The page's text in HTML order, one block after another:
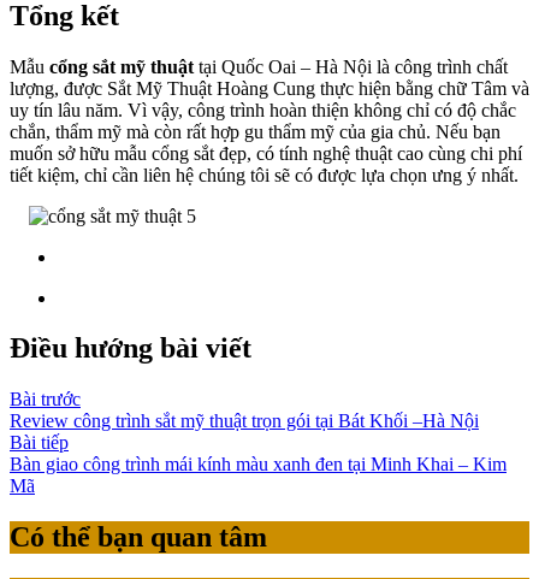
Tổng kết
Mẫu cổng sắt mỹ thuật tại Quốc Oai – Hà Nội là công trình chất
lượng, được Sắt Mỹ Thuật Hoàng Cung thực hiện bằng chữ Tâm và
uy tín lâu năm. Vì vậy, công trình hoàn thiện không chỉ có độ chắc
chắn, thẩm mỹ mà còn rất hợp gu thẩm mỹ của gia chủ. Nếu bạn
muốn sở hữu mẫu cổng sắt đẹp, có tính nghệ thuật cao cùng chi phí
tiết kiệm, chỉ cần liên hệ chúng tôi sẽ có được lựa chọn ưng ý nhất.
Điều hướng bài viết
Bài trước
Review công trình sắt mỹ thuật trọn gói tại Bát Khối –Hà Nội
Bài tiếp
Bàn giao công trình mái kính màu xanh đen tại Minh Khai – Kim
Mã
Có thể bạn quan tâm